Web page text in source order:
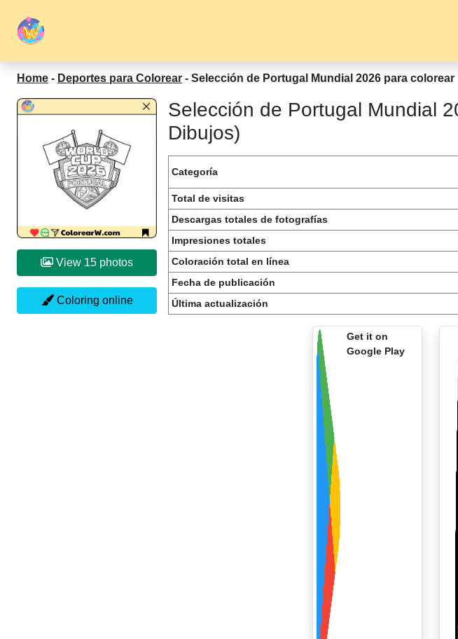
Home - Deportes para Colorear - Selección de Portugal Mundial 2026 para colorear
View 15 photos
Coloring online
Selección de Portugal Mundial
Dibujos)
Categoría
Total de visitas
Descargas totales de fotografías
Impresiones totales
Coloración total en línea
Fecha de publicación
Última actualización
Get it on
Google Play